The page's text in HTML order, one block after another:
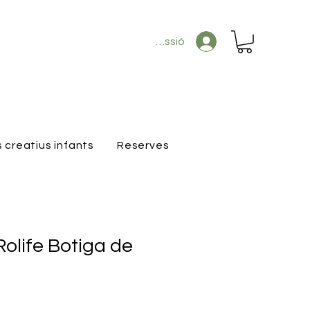
Inicia la sessió
creatius infants Reserves
Botiga de